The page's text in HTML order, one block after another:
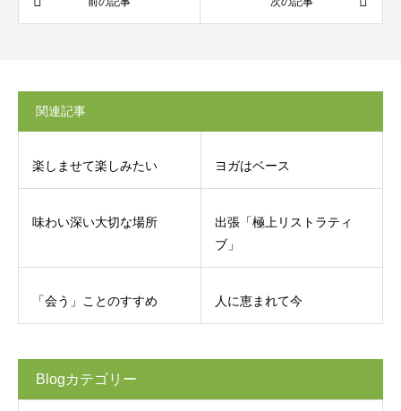
関連記事
楽しませて楽しみたい ヨガはベース
味わい深い大切な場所
出張「極上リストラティ
ブ」
「会う」ことのすすめ 人に恵まれて今
Blogカテゴリー